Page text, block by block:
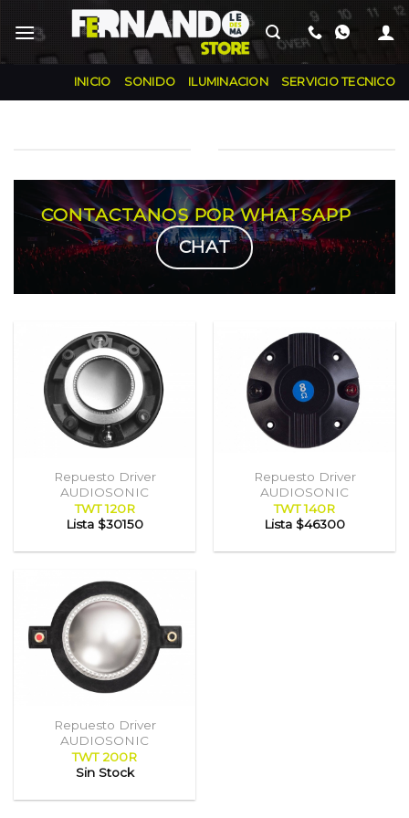
INICIO SONIDO ILUMINACION SERVICIO TECNICO
CONTACTANOS POR WHATSAPP
CHAT
Repuesto Driver
AUDIOSONIC
TWT 120R
Lista $30150
Repuesto Driver
AUDIOSONIC
TWT 140R
Lista $46300
Repuesto Driver
AUDIOSONIC
TWT 200R
Sin Stock